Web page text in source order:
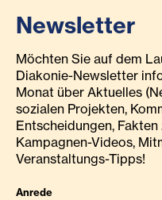
Newsletter
Möchten Sie auf dem
Diakonie-Newsletter
Monat über Aktuelles
sozialen Projekten,
Entscheidungen, Fakten
Kampagnen-Videos,
Veranstaltungs-Tipps!
Anrede